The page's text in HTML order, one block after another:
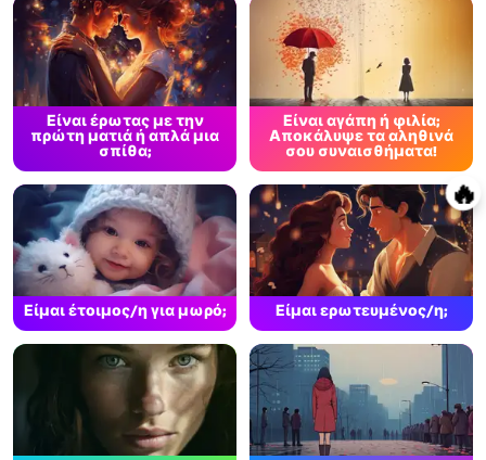
Είναι έρωτας με την
πρώτη ματιά ή απλά μια
σπίθα;
Είναι αγάπη ή φιλία;
Αποκάλυψε τα αληθινά
σου συναισθήματα!
Είμαι έτοιμος/η για μωρό; Είμαι ερωτευμένος/η;
🔥